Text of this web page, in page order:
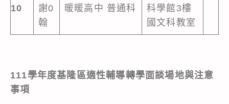
10
謝0
翰
暖暖高中 普通科
科學館3樓
國文科教室
111學年度基隆區適性輔導轉學面談場地與注意
事項